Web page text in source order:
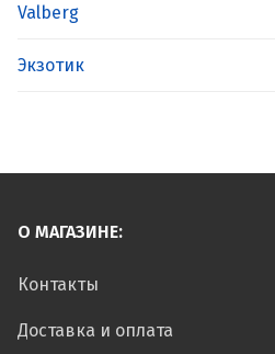
Valberg
Экзотик
О МАГАЗИНЕ:
Контакты
Доставка и оплата